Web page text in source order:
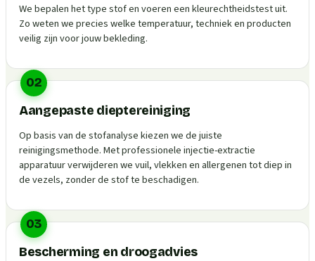
We bepalen het type stof en voeren een kleurechtheidstest uit.
Zo weten we precies welke temperatuur, techniek en producten
veilig zijn voor jouw bekleding.
02
Aangepaste dieptereiniging
Op basis van de stofanalyse kiezen we de juiste
reinigingsmethode. Met professionele injectie-extractie
apparatuur verwijderen we vuil, vlekken en allergenen tot diep in
de vezels, zonder de stof te beschadigen.
03
Bescherming en droogadvies